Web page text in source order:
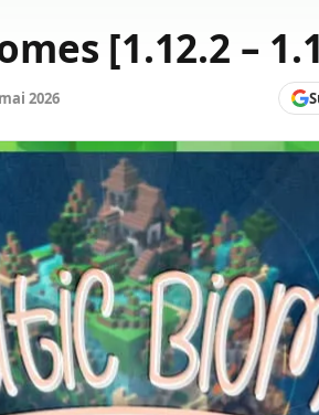
[1.12.2 –
2026